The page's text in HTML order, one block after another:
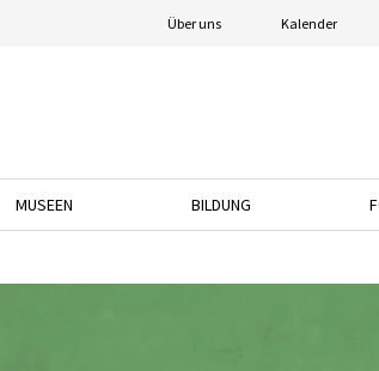
Über uns Kalender
MUSEEN
BILDUNG